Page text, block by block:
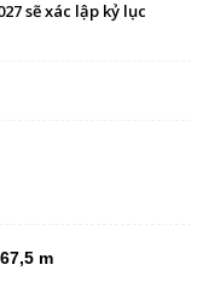
sẽ xác lập kỷ lục
m